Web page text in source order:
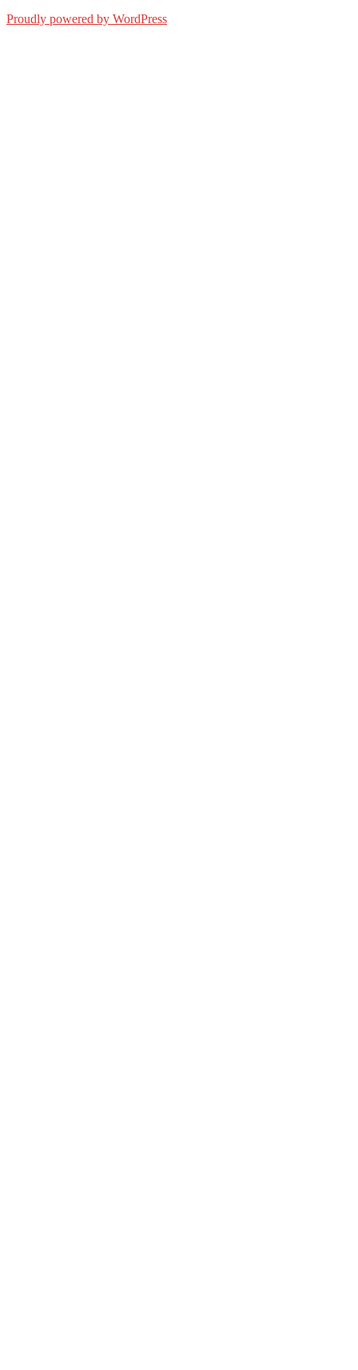
Proudly powered by WordPress